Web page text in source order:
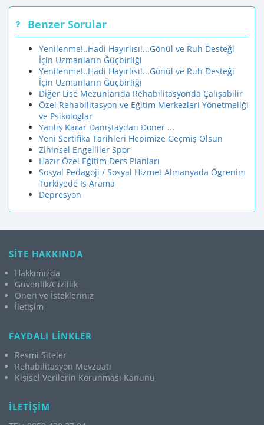
Benzer Sorular
Yenilenme!..Hadi Hayırlısı!...Gönül ve Ruh Desteği
İçin Uzmanların Ğüçbirliği
Yenilenme!..Hadi Hayırlısı!...Gönül ve Ruh Desteği
İçin Uzmanların Ğüçbirliği
Diğer Lise Mezunlarıda Rehabilitasyonda Çalışabilir
Özel Rehabilitasyon ve Eğitim Merkezleri Yönetmeliği
ve Psikologlar
Yanlış Karar Danıştaydan Döner ...
Yeni Sertifika Tarihleri Hepimize Geçmiş Olsun
Zihinsel Engelliler Spor
Hazır Özel Eğitim Ders Planları
Sosyal Pedagoji / Sosyal Hizmet Almanyada Ögrenim
Türkiyede Is Arama
Depresyon
SİTE HAKKINDA
Hakkımızda
Güvenlik/Gizlilik
Öneri ve İstekleriniz
İletişim
FAYDALI LİNKLER
Resmi Siteler
Rehabilitasyon Mevzuatı
Kişisel Verilerin Korunması Kanunu
İLETİŞİM